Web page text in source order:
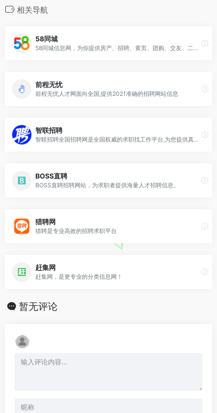
相关导航
58同城
58同城信息网，为你提供房产、招聘、黄页、团购、交友、二手、宠物、车辆、周边游等海量分类信息
前程无忧
前程无忧人才网面向全国,提供2021准确的招聘网站信息
智联招聘
智联招聘全国招聘网是全国权威的求职找工作平台,为您提供真实准确的全国求职招聘信息,每天几百万的高薪职位招聘信息供您选择,找工作上智联招聘
BOSS直聘
BOSS直聘招聘网站，为求职者提供海量人才招聘信息。
猎聘网
猎聘是专业高效的招聘求职平台
赶集网
赶集网，是更专业的分类信息网！
暂无评论